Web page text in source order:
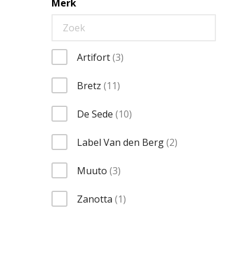
Merk
Artifort 3items
Bretz 11items
De Sede 10items
Label Van den Berg 2items
Muuto 3items
Zanotta 1item